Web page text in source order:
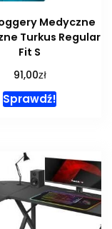
Medyczne
Turkus Regular
Fit S
91,00zł
Sprawdź!